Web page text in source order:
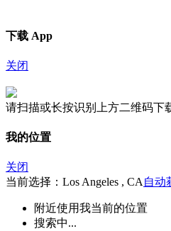
下载 App
关闭
请扫描或长按识别上方二维码下
我的位置
关闭
当前选择：Los Angeles , CA 自动
附近使用我当前的位置
搜索中...